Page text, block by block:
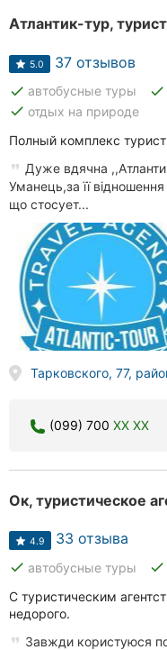
Атлантик-тур,
5.0 37 отзывов
done автобусные туры done
done отдых на природе
Полный комплекс
Дуже вдячна
Уманець,за її
що стосует...
Тарковского, 77,
(099) 700 XX XX
Ок, туристическое
4.9 33 отзыва
done автобусные туры done
С туристическим
недорого.
Завжди користуюся